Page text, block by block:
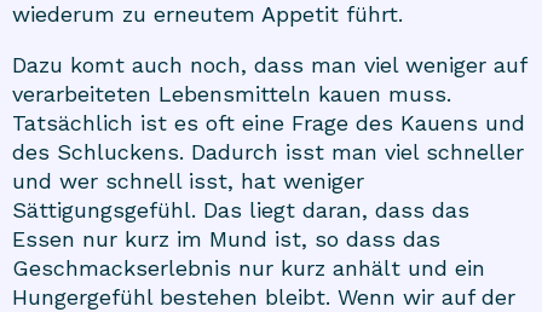
wiederum zu erneutem Appetit führt.
Dazu komt auch noch, dass man viel weniger auf
verarbeiteten Lebensmitteln kauen muss.
Tatsächlich ist es oft eine Frage des Kauens und
des Schluckens. Dadurch isst man viel schneller
und wer schnell isst, hat weniger
Sättigungsgefühl. Das liegt daran, dass das
Essen nur kurz im Mund ist, so dass das
Geschmackserlebnis nur kurz anhält und ein
Hungergefühl bestehen bleibt. Wenn wir auf der